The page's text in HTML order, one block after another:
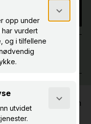
sted
kunskapsutbyte om